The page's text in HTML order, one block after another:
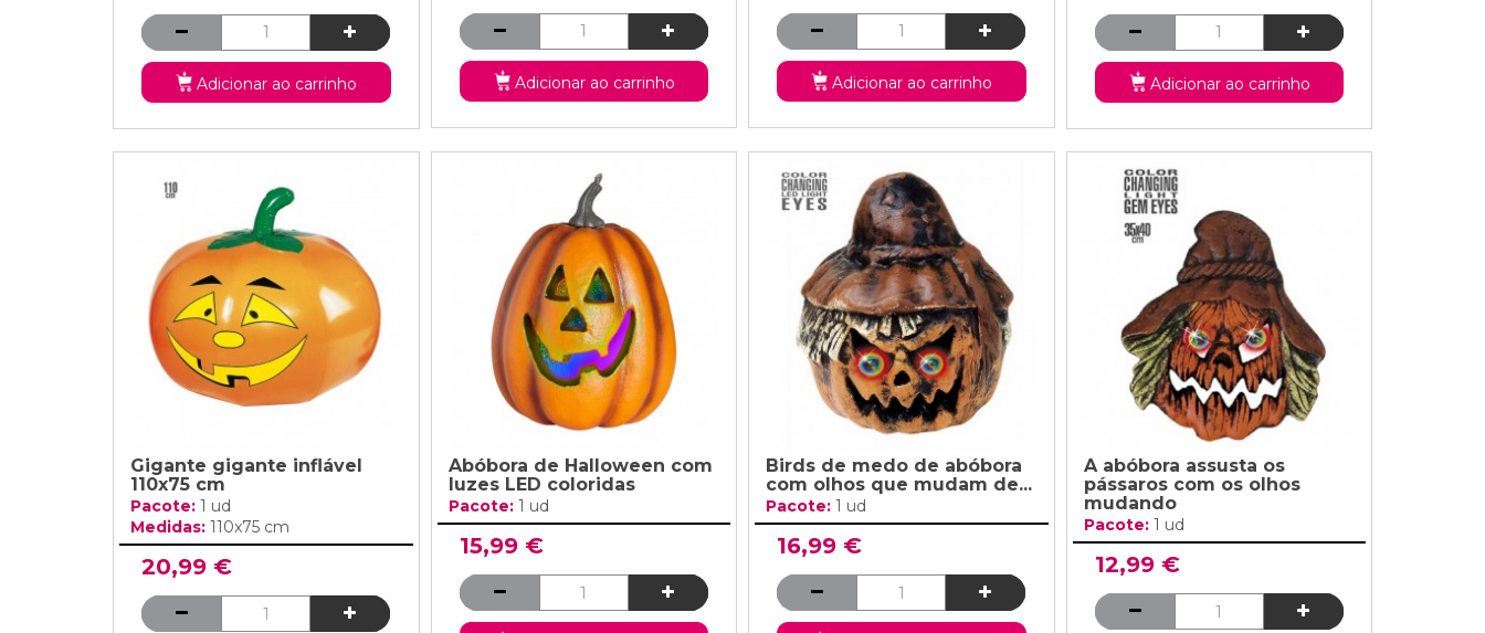
Adicionar ao carrinho Adicionar ao carrinho Adicionar ao carrinho Adicionar ao carrinho
Gigante gigante inflável
110x75 cm
Pacote: 1 ud
Medidas: 110x75 cm
20,99 €
Abóbora de Halloween com
luzes LED coloridas
Pacote: 1 ud
15,99 €
Birds de medo de abóbora
com olhos que mudam de...
Pacote: 1 ud
16,99 €
A abóbora assusta os
pássaros com os olhos
mudando
Pacote: 1 ud
12,99 €